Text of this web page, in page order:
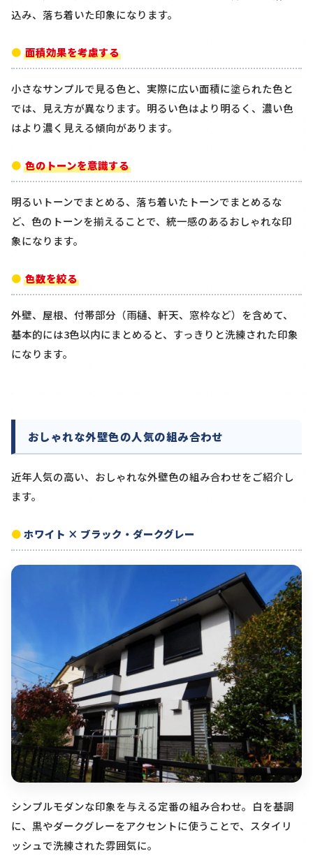
込み、落ち着いた印象になります。
面積効果を考慮する
小さなサンプルで見る色と、実際に広い面積に塗られた色と
では、見え方が異なります。明るい色はより明るく、濃い色
はより濃く見える傾向があります。
色のトーンを意識する
明るいトーンでまとめる、落ち着いたトーンでまとめるな
ど、色のトーンを揃えることで、統一感のあるおしゃれな印
象になります。
色数を絞る
外壁、屋根、付帯部分（雨樋、軒天、窓枠など）を含めて、
基本的には3色以内にまとめると、すっきりと洗練された印象
になります。
おしゃれな外壁色の人気の組み合わせ
近年人気の高い、おしゃれな外壁色の組み合わせをご紹介し
ます。
ホワイト × ブラック・ダークグレー
シンプルモダンな印象を与える定番の組み合わせ。白を基調
に、黒やダークグレーをアクセントに使うことで、スタイリ
ッシュで洗練された雰囲気に。